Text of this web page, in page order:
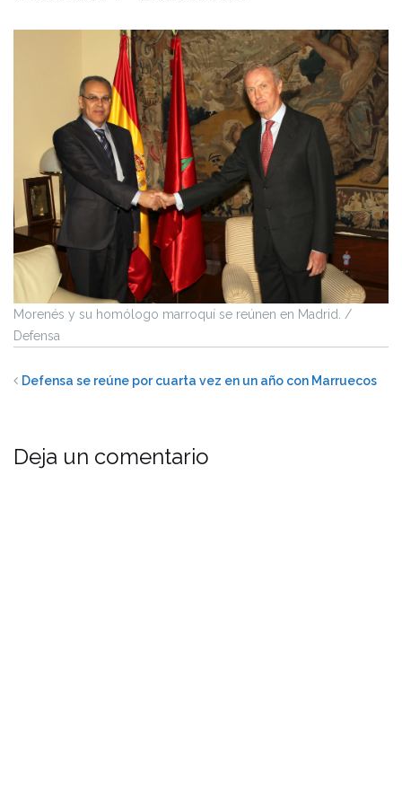
Morenés y su homólogo marroquí se reúnen en Madrid. /
Defensa
Defensa se reúne por cuarta vez en un año con Marruecos
Deja un comentario